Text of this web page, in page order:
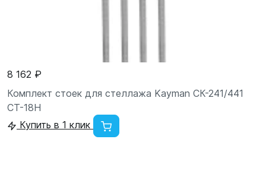
8 162 ₽
Комплект стоек для стеллажа Kayman СК-241/441
СТ-18Н
Купить в 1 клик